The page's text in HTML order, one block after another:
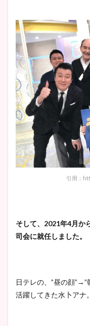
引用：
そして、2021年4月か
司会に就任しました。
日テレの、”昼の顔
活躍してきた水卜アナ。